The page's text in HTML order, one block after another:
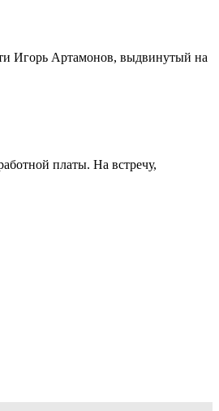
Игорь Артамонов, выдвинутый на
платы. На встречу,